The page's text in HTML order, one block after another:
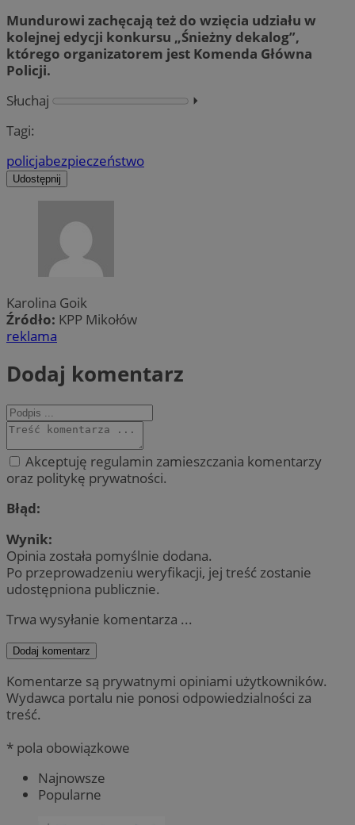
Mundurowi zachęcają też do wzięcia udziału w
kolejnej edycji konkursu „Śnieżny dekalog”,
którego organizatorem jest Komenda Główna
Policji.
Słuchaj
⏵︎
Tagi:
policjabezpieczeństwo
Udostępnij
Karolina Goik
Źródło: KPP Mikołów
reklama
Dodaj komentarz
Akceptuję regulamin zamieszczania komentarzy
oraz politykę prywatności.
Błąd:
Wynik:
Opinia została pomyślnie dodana.
Po przeprowadzeniu weryfikacji, jej treść zostanie
udostępniona publicznie.
Trwa wysyłanie komentarza ...
Dodaj komentarz
Komentarze są prywatnymi opiniami użytkowników.
Wydawca portalu nie ponosi odpowiedzialności za
treść.
* pola obowiązkowe
Najnowsze
Popularne